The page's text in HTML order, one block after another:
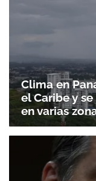
Clima en
el Caribe y
en varias